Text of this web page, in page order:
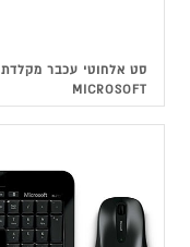
MICROSOFT